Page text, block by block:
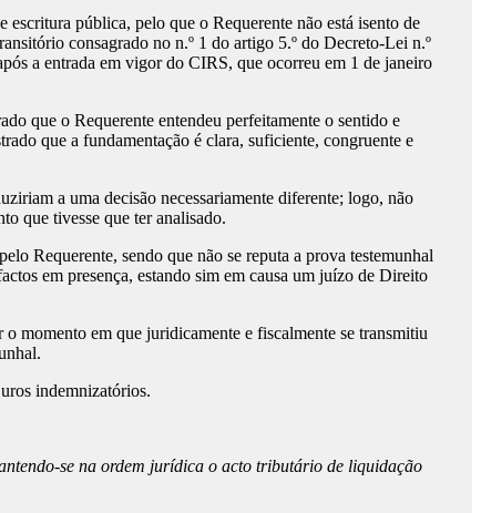
pública, pelo que o Requerente não está isento de
consagrado no n.º 1 do artigo 5.º do Decreto-Lei n.º
a entrada em vigor do CIRS, que ocorreu em 1 de janeiro
que o Requerente entendeu perfeitamente o sentido e
que a fundamentação é clara, suficiente, congruente e
a uma decisão necessariamente diferente; logo, não
que tivesse que ter analisado.
Requerente, sendo que não se reputa a prova testemunhal
em presença, estando sim em causa um juízo de Direito
momento em que juridicamente e fiscalmente se transmitiu
indemnizatórios.
se na ordem jurídica o acto tributário de liquidação